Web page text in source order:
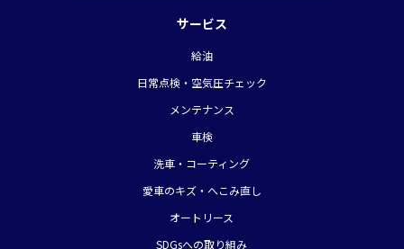
サービス
給油
日常点検・空気圧チェック
メンテナンス
車検
洗車・コーティング
愛車のキズ・へこみ直し
オートリース
SDGsへの取り組み